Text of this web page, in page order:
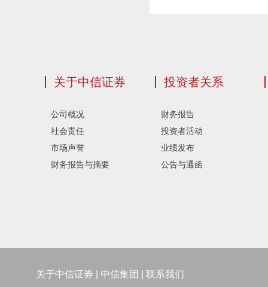
关于中信证券
公司概况
社会责任
市场声誉
财务报告与摘要
投资者关系
财务报告
投资者活动
业绩发布
公告与通函
关于中信证券 中信集团 联系我们